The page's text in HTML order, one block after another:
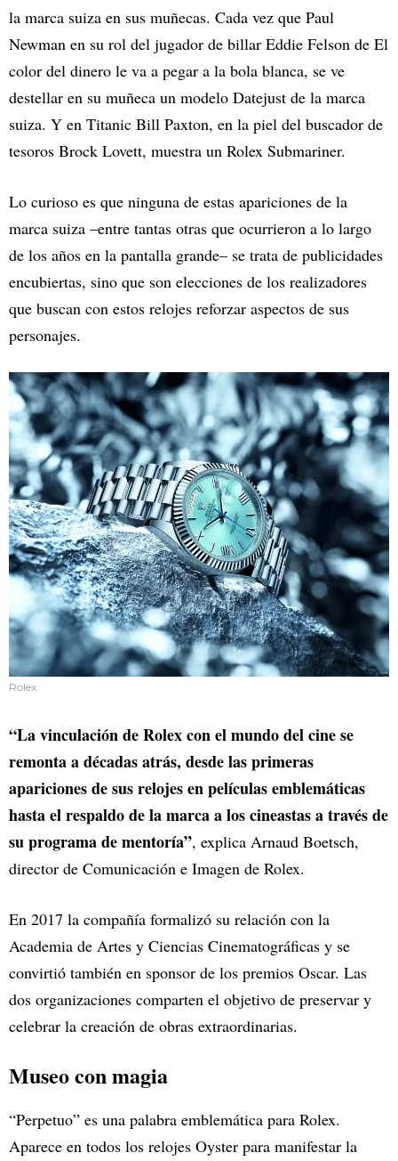
la marca suiza en sus muñecas. Cada vez que Paul
Newman en su rol del jugador de billar Eddie Felson de El
color del dinero le va a pegar a la bola blanca, se ve
destellar en su muñeca un modelo Datejust de la marca
suiza. Y en Titanic Bill Paxton, en la piel del buscador de
tesoros Brock Lovett, muestra un Rolex Submariner.
Lo curioso es que ninguna de estas apariciones de la
marca suiza –entre tantas otras que ocurrieron a lo largo
de los años en la pantalla grande– se trata de publicidades
encubiertas, sino que son elecciones de los realizadores
que buscan con estos relojes reforzar aspectos de sus
personajes.
Rolex
“La vinculación de Rolex con el mundo del cine se
remonta a décadas atrás, desde las primeras
apariciones de sus relojes en películas emblemáticas
hasta el respaldo de la marca a los cineastas a través de
su programa de mentoría”, explica Arnaud Boetsch,
director de Comunicación e Imagen de Rolex.
En 2017 la compañía formalizó su relación con la
Academia de Artes y Ciencias Cinematográficas y se
convirtió también en sponsor de los premios Oscar. Las
dos organizaciones comparten el objetivo de preservar y
celebrar la creación de obras extraordinarias.
Museo con magia
“Perpetuo” es una palabra emblemática para Rolex.
Aparece en todos los relojes Oyster para manifestar la